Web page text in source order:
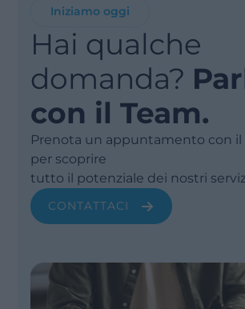
Iniziamo oggi
Hai qualche
domanda?
con il Team.
Prenota un appuntamento con
per scoprire
tutto il potenziale dei nostri
CONTATTACI